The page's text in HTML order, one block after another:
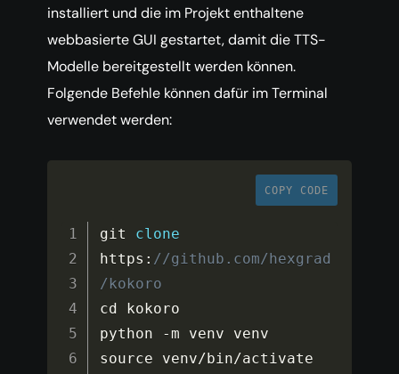
installiert und die im Projekt enthaltene
webbasierte GUI gestartet, damit die TTS-
Modelle bereitgestellt werden können.
Folgende Befehle können dafür im Terminal
verwendet werden:
COPY CODE
git clone
https : //github.com/hexgrad
/kokoro
cd kokoro
python -m venv venv
source venv/ bin/activate